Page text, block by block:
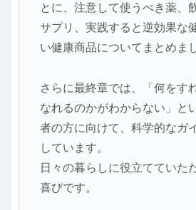
とに、注意して使うべき薬、
サプリ、実践すると逆効果な
い健康商品についてまとめま
さらに最終章では、「何をす
なれるのかがわからない」と
者の方に向けて、科学的なガ
しています。
日々の暮らしに役立てていた
喜びです。